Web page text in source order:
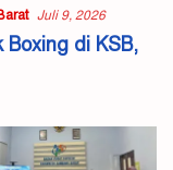
Juli 9, 2026
di KSB,